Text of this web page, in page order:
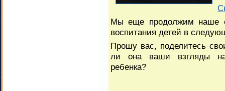
Мы еще продолжим наше
воспитания детей в
Прошу вас, поделитесь
ли она ваши взгляды на
ребенка?